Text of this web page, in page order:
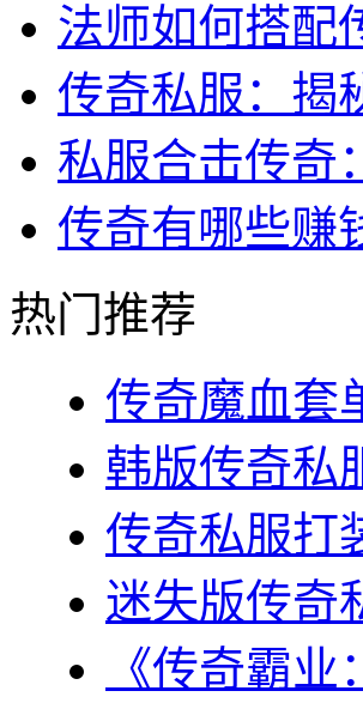
法师如何搭配
传奇私服：揭
私服合击传奇
传奇有哪些赚
热门推荐
传奇魔血套
韩版传奇私
传奇私服打
迷失版传奇
《传奇霸